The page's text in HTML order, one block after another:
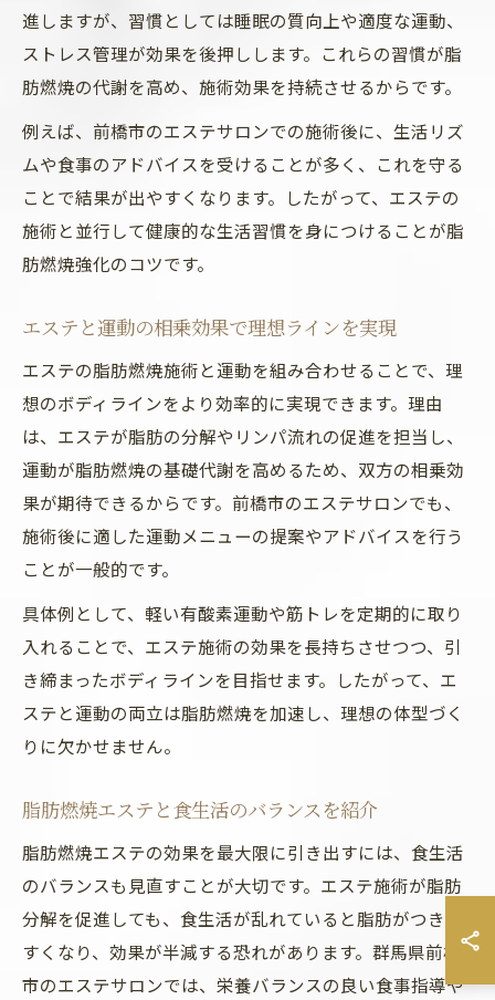
進しますが、習慣としては睡眠の質向上や適度な運動、
ストレス管理が効果を後押しします。これらの習慣が脂
肪燃焼の代謝を高め、施術効果を持続させるからです。
例えば、前橋市のエステサロンでの施術後に、生活リズ
ムや食事のアドバイスを受けることが多く、これを守る
ことで結果が出やすくなります。したがって、エステの
施術と並行して健康的な生活習慣を身につけることが脂
肪燃焼強化のコツです。
エステと運動の相乗効果で理想ラインを実現
エステの脂肪燃焼施術と運動を組み合わせることで、理
想のボディラインをより効率的に実現できます。理由
は、エステが脂肪の分解やリンパ流れの促進を担当し、
運動が脂肪燃焼の基礎代謝を高めるため、双方の相乗効
果が期待できるからです。前橋市のエステサロンでも、
施術後に適した運動メニューの提案やアドバイスを行う
ことが一般的です。
具体例として、軽い有酸素運動や筋トレを定期的に取り
入れることで、エステ施術の効果を長持ちさせつつ、引
き締まったボディラインを目指せます。したがって、エ
ステと運動の両立は脂肪燃焼を加速し、理想の体型づく
りに欠かせません。
脂肪燃焼エステと食生活のバランスを紹介
脂肪燃焼エステの効果を最大限に引き出すには、食生活
のバランスも見直すことが大切です。エステ施術が脂肪
分解を促進しても、食生活が乱れていると脂肪がつきや
すくなり、効果が半減する恐れがあります。群馬県前橋
市のエステサロンでは、栄養バランスの良い食事指導や